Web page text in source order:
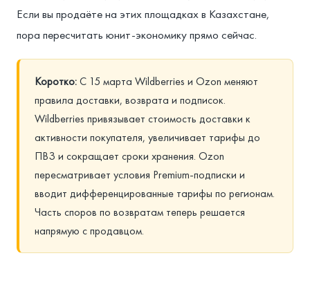
Если вы продаёте на этих площадках в Казахстане,
пора пересчитать юнит-экономику прямо сейчас.
Коротко:С 15 марта Wildberries и Ozon меняют
правила доставки, возврата и подписок.
Wildberries привязывает стоимость доставки к
активности покупателя, увеличивает тарифы до
ПВЗ и сокращает сроки хранения. Ozon
пересматривает условия Premium-подписки и
вводит дифференцированные тарифы по регионам.
Часть споров по возвратам теперь решается
напрямую с продавцом.